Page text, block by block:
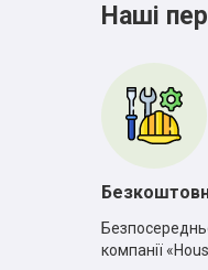
Наші
компанії